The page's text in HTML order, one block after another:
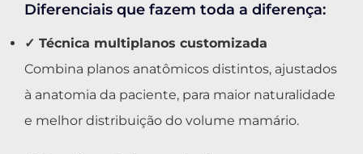
Diferenciais que fazem toda a diferença:
✓ Técnica multiplanos customizada
Combina planos anatômicos distintos, ajustados
à anatomia da paciente, para maior naturalidade
e melhor distribuição do volume mamário.